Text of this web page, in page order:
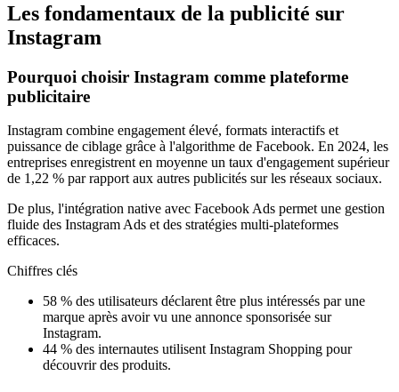
Les fondamentaux de la publicité sur
Instagram
Pourquoi choisir Instagram comme plateforme
publicitaire
Instagram combine engagement élevé, formats interactifs et
puissance de ciblage grâce à l'algorithme de Facebook. En 2024, les
entreprises enregistrent en moyenne un taux d'engagement supérieur
de 1,22 % par rapport aux autres publicités sur les réseaux sociaux.
De plus, l'intégration native avec Facebook Ads permet une gestion
fluide des Instagram Ads et des stratégies multi-plateformes
efficaces.
Chiffres clés
58 % des utilisateurs déclarent être plus intéressés par une
marque après avoir vu une annonce sponsorisée sur
Instagram.
44 % des internautes utilisent Instagram Shopping pour
découvrir des produits.